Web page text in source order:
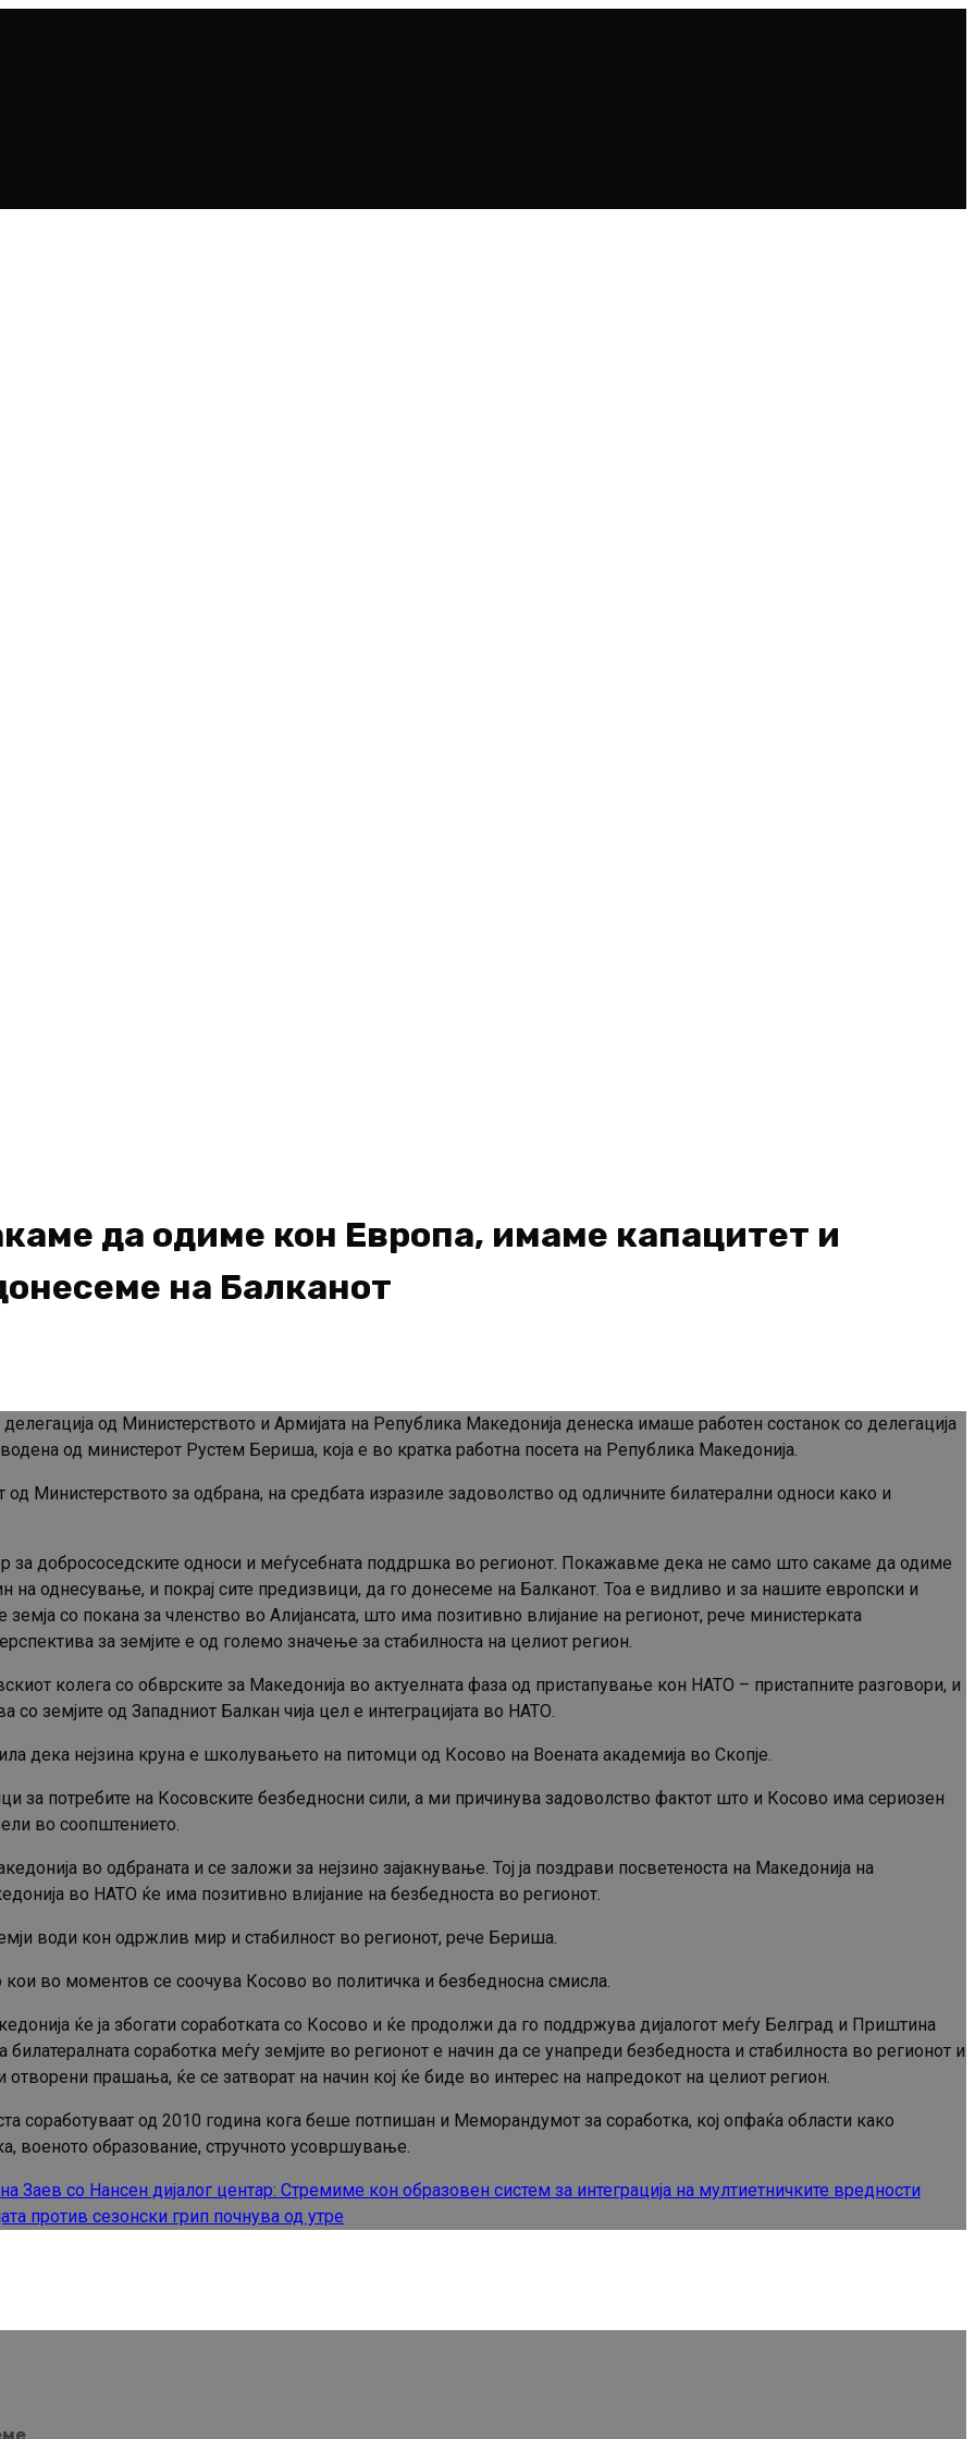
да одиме кон Европа, имаме капацитет и
на Балканот
од Министерството и Армијата на Република Македонија денеска имаше работен состанок со делегација
од министерот Рустем Бериша, која е во кратка работна посета на Република Македонија.
за одбрана, на средбата изразиле задоволство од одличните билатерални односи како и
за добрососедските односи и меѓусебната поддршка во регионот. Покажавме дека не само што сакаме да одиме
на однесување, и покрај сите предизвици, да го донесеме на Балканот. Тоа е видливо и за нашите европски и
со покана за членство во Алијансата, што има позитивно влијание на регионот, рече министерката
за земјите е од големо значење за стабилноста на целиот регион.
колега со обврските за Македонија во актуелната фаза од пристапување кон НАТО – пристапните разговори, и
земјите од Западниот Балкан чија цел е интеграцијата во НАТО.
дека нејзина круна е школувањето на питомци од Косово на Воената академија во Скопје.
потребите на Косовските безбедносни сили, а ми причинува задоволство фактот што и Косово има сериозен
во соопштението.
во одбраната и се заложи за нејзино зајакнување. Тој ја поздрави посветеноста на Македонија на
во НАТО ќе има позитивно влијание на безбедноста во регионот.
води кон одржлив мир и стабилност во регионот, рече Бериша.
во моментов се соочува Косово во политичка и безбедносна смисла.
ќе ја збогати соработката со Косово и ќе продолжи да го поддржува дијалогот меѓу Белград и Приштина
билатералната соработка меѓу земјите во регионот е начин да се унапреди безбедноста и стабилноста во регионот и
прашања, ќе се затворат на начин кој ќе биде во интерес на напредокот на целиот регион.
соработуваат од 2010 година кога беше потпишан и Меморандумот за соработка, кој опфаќа области како
военото образование, стручното усовршување.
Заев со Нансен дијалог центар: Стремиме кон образовен систем за интеграција на мултиетничките вредности
против сезонски грип почнува од утре